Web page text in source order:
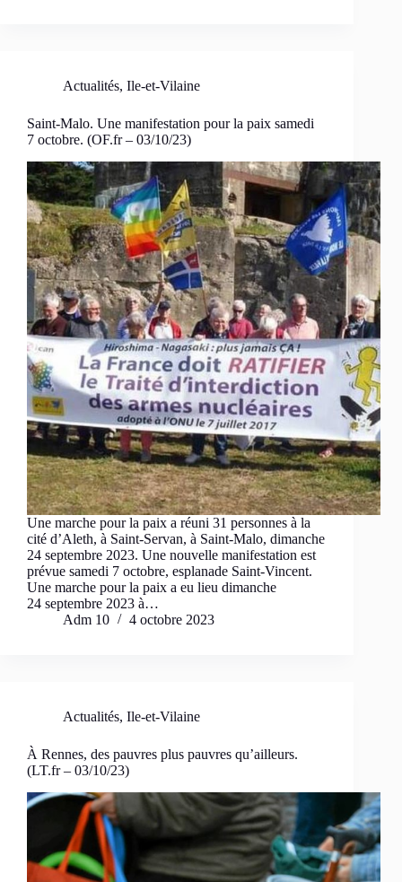
Actualités, Ile-et-Vilaine
Saint-Malo. Une manifestation pour la paix samedi
7 octobre. (OF.fr – 03/10/23)
Une marche pour la paix a réuni 31 personnes à la
cité d’Aleth, à Saint-Servan, à Saint-Malo, dimanche
24 septembre 2023. Une nouvelle manifestation est
prévue samedi 7 octobre, esplanade Saint-Vincent.
Une marche pour la paix a eu lieu dimanche
24 septembre 2023 à…
Adm 10
4 octobre 2023
Actualités, Ile-et-Vilaine
À Rennes, des pauvres plus pauvres qu’ailleurs.
(LT.fr – 03/10/23)